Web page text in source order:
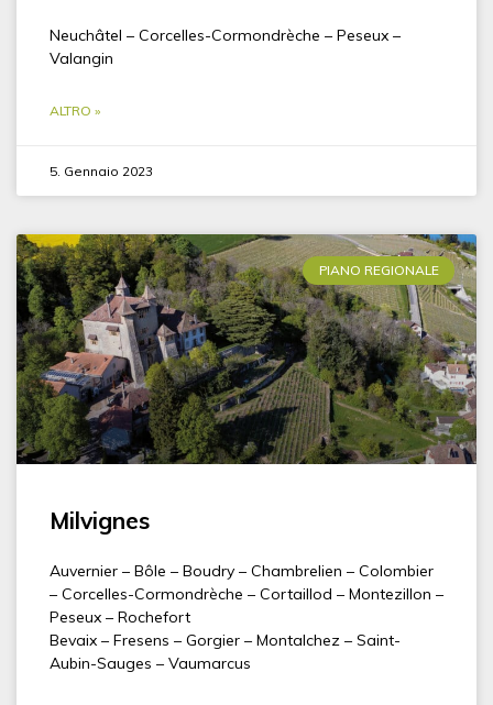
Neuchâtel – Corcelles-Cormondrèche – Peseux –
Valangin
ALTRO »
5. Gennaio 2023
PIANO REGIONALE
Milvignes
Auvernier – Bôle – Boudry – Chambrelien – Colombier
– Corcelles-Cormondrèche – Cortaillod – Montezillon –
Peseux – Rochefort
Bevaix – Fresens – Gorgier – Montalchez – Saint-
Aubin-Sauges – Vaumarcus